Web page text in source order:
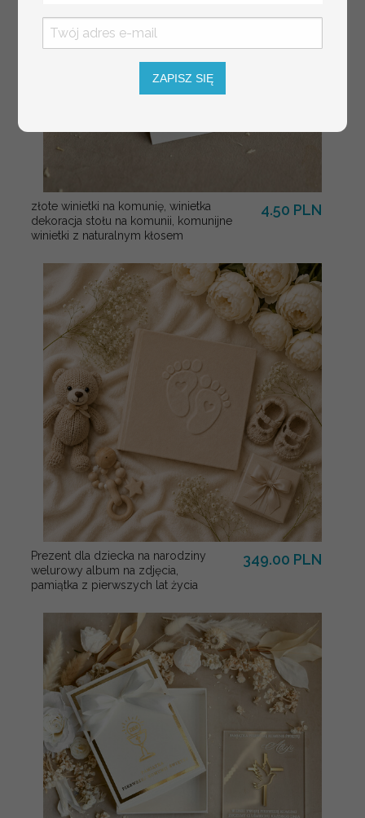
złote winietki na komunię, winietka
dekoracja stołu na komunii, komunijne
winietki z naturalnym kłosem
4.50 PLN
Prezent dla dziecka na narodziny
welurowy album na zdjęcia,
pamiątka z pierwszych lat życia
349.00 PLN
ZAPISZ SIĘ